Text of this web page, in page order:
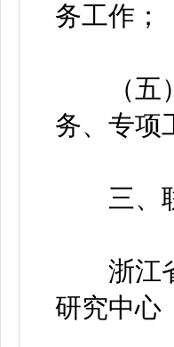
务工作；
（五）
务、专项
三、
浙江省
研究中心